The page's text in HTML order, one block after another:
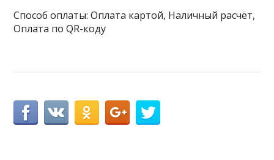
Способ оплаты: Оплата картой, Наличный расчёт,
Оплата по QR-коду